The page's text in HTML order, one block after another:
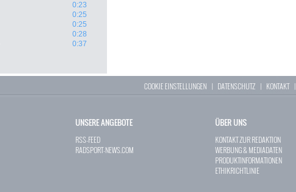
0:23
0:25
0:25
0:28
0:37
COOKIE EINSTELLUNGEN | DATENSCHUTZ | KONTAKT|
UNSERE ANGEBOTE
RSS-FEED
RADSPORT-NEWS.COM
ÜBER UNS
KONTAKT ZUR REDAKTION
WERBUNG & MEDIADATEN
PRODUKTINFORMATIONEN
ETHIKRICHTLINIE